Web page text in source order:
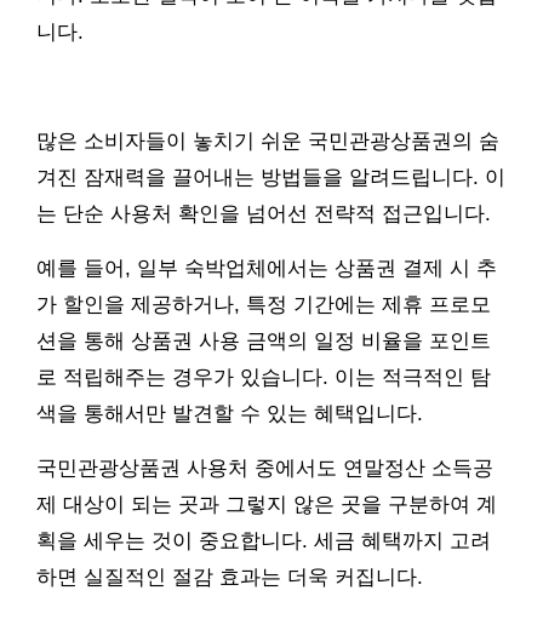
니다.
많은 소비자들이 놓치기 쉬운 국민관광상품권의 숨
겨진 잠재력을 끌어내는 방법들을 알려드립니다. 이
는 단순 사용처 확인을 넘어선 전략적 접근입니다.
예를 들어, 일부 숙박업체에서는 상품권 결제 시 추
가 할인을 제공하거나, 특정 기간에는 제휴 프로모
션을 통해 상품권 사용 금액의 일정 비율을 포인트
로 적립해주는 경우가 있습니다. 이는 적극적인 탐
색을 통해서만 발견할 수 있는 혜택입니다.
국민관광상품권 사용처 중에서도 연말정산 소득공
제 대상이 되는 곳과 그렇지 않은 곳을 구분하여 계
획을 세우는 것이 중요합니다. 세금 혜택까지 고려
하면 실질적인 절감 효과는 더욱 커집니다.